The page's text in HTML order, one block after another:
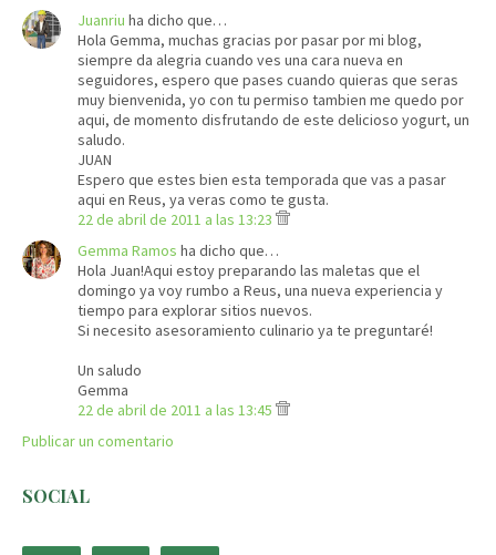
Juanriu ha dicho que…
Hola Gemma, muchas gracias por pasar por mi blog,
siempre da alegria cuando ves una cara nueva en
seguidores, espero que pases cuando quieras que seras
muy bienvenida, yo con tu permiso tambien me quedo por
aqui, de momento disfrutando de este delicioso yogurt, un
saludo.
JUAN
Espero que estes bien esta temporada que vas a pasar
aqui en Reus, ya veras como te gusta.
22 de abril de 2011 a las 13:23
Gemma Ramos ha dicho que…
Hola Juan!Aqui estoy preparando las maletas que el
domingo ya voy rumbo a Reus, una nueva experiencia y
tiempo para explorar sitios nuevos.
Si necesito asesoramiento culinario ya te preguntaré!
Un saludo
Gemma
22 de abril de 2011 a las 13:45
Publicar un comentario
SOCIAL